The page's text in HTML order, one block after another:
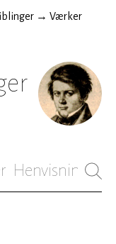
→ Værker
Henvisninger